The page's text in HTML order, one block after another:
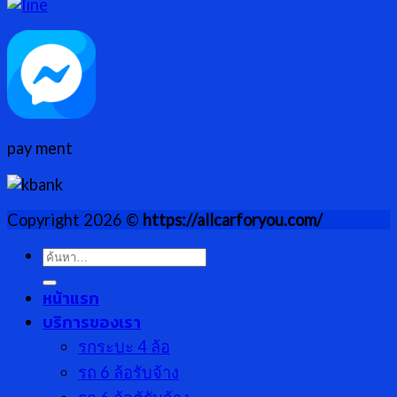
pay ment
Copyright 2026 © https://allcarforyou.com/
ค้นหา:
หน้าแรก
บริการของเรา
รกระบะ 4 ล้อ
รถ 6 ล้อรับจ้าง